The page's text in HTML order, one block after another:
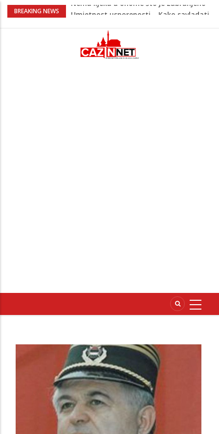
BREAKING NEWS
Umjetnost usporenosti – Kako savladati
Maloljetnik u policijskoj stanici napao
policajca i oštetio vrata
Razmišljate koji automobil kupiti? Nova